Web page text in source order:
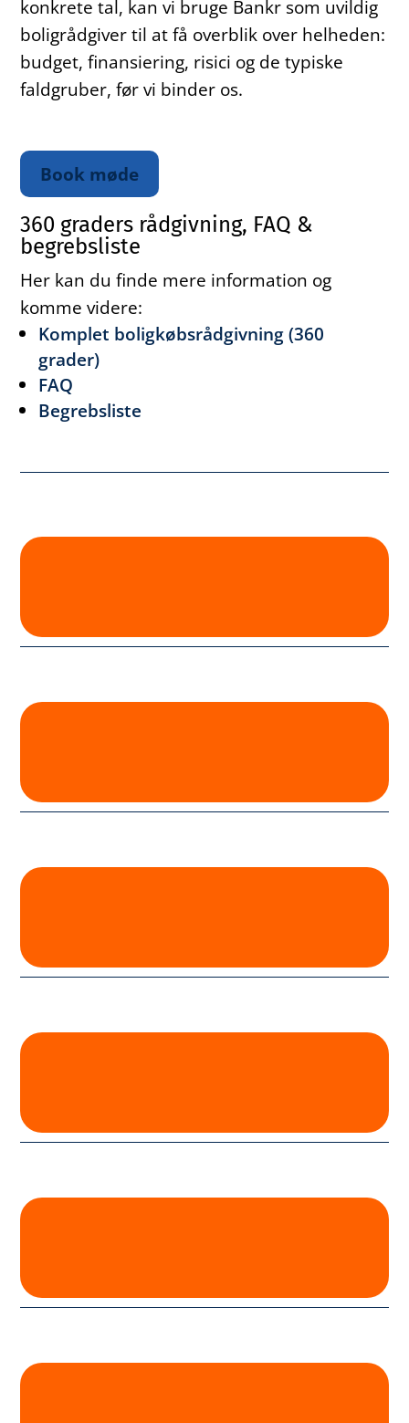
konkrete tal, kan vi bruge Bankr som uvildig
boligrådgiver til at få overblik over helheden:
budget, finansiering, risici og de typiske
faldgruber, før vi binder os.
Book møde
360 graders rådgivning, FAQ &
begrebsliste
Her kan du finde mere information og
komme videre:
Komplet boligkøbsrådgivning (360
grader)
FAQ
Begrebsliste